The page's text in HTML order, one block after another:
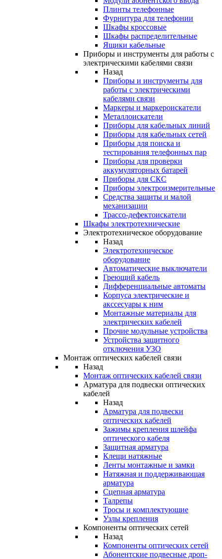
Плинты телефонные
Фурнитура для телефонии
Шкафы кроссовые
Шкафы распределительные
Ящики кабельные
Приборы и инструменты для работы с
электрическими кабелями связи
Назад
Приборы и инструменты для
работы с электрическими
кабелями связи
Маркеры и маркероискатели
Металлоискатели
Приборы для кабельных линий
Приборы для кабельных сетей
Приборы для поиска и
тестирования телефонных пар
Приборы для проверки
аккумуляторных батарей
Приборы для СКС
Приборы электроизмерительные
Средства защиты и малой
механизации
Трассо-дефектоискатели
Шкафы электротехнические
Электротехническое оборудование
Назад
Электротехническое
оборудование
Автоматические выключатели
Греющий кабель
Дифференциальные автоматы
Корпуса электрические и
акссесуары к ним
Монтажные материалы для
электрических кабелей
Прочие модульные устройства
Устройства защитного
отключения УЗО
Монтаж оптических кабелей связи
Назад
Монтаж оптических кабелей связи
Арматура для подвески оптических
кабелей
Назад
Арматура для подвески
оптических кабелей
Зажимы крепления шлейфа
оптического кабеля
Защитная арматура
Клещи натяжные
Ленты монтажные и замки
Натяжная и поддерживающая
арматура
Сцепная арматура
Талрепы
Тросы и комплектующие
Узлы крепления
Компоненты оптических сетей
Назад
Компоненты оптических сетей
Абонентские подвесные дроп-